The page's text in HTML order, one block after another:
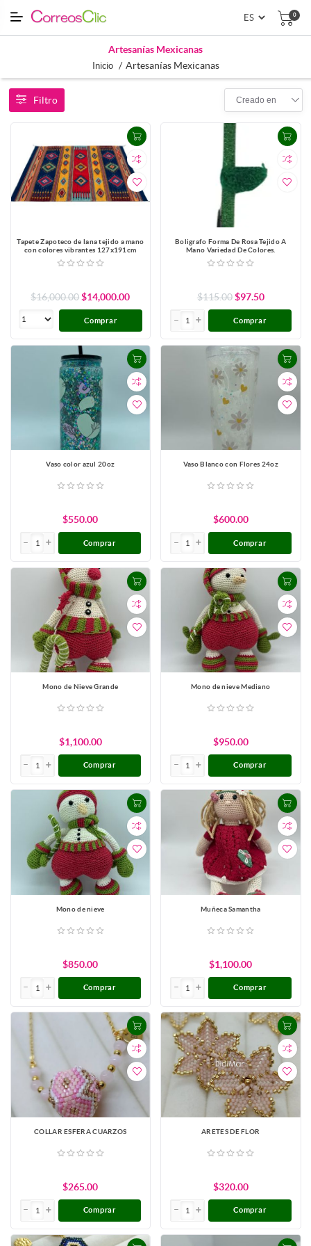
0
Artesanías Mexicanas
Inicio / Artesanías Mexicanas
Filtro Creado en
Tapete Zapoteco de lana tejido a mano
con colores vibrantes 127x191cm
$16,000.00 $14,000.00
Comprar
Boligrafo Forma De Rosa Tejido A
Mano Variedad De Colores.
$115.00 $97.50
Comprar
Vaso color azul 20oz
$550.00
Comprar
Vaso Blanco con Flores 24oz
$600.00
Comprar
Mono de Nieve Grande
$1,100.00
Comprar
Mono de nieve Mediano
$950.00
Comprar
Mono de nieve
$850.00
Comprar
Muñeca Samantha
$1,100.00
Comprar
COLLAR ESFERA CUARZOS
$265.00
Comprar
ARETES DE FLOR
$320.00
Comprar